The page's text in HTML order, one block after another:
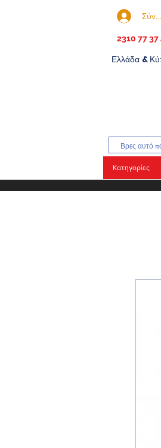
2310 77 37
Ελλάδα &
Κατηγορίες